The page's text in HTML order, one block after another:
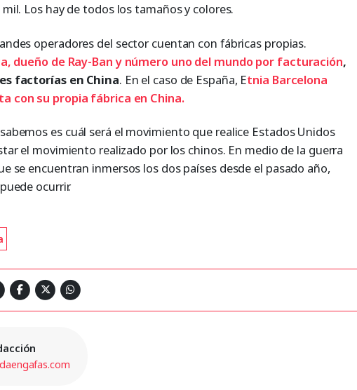
Los hay de todos los tamaños y colores.
operadores del sector cuentan con fábricas propias.
dueño de Ray-Ban y número uno del mundo por facturación,
factorías en China. En el caso de España, Etnia Barcelona
con su propia fábrica en China.
es cuál será el movimiento que realice Estados Unidos
el movimiento realizado por los chinos. En medio de la guerra
se encuentran inmersos los dos países desde el pasado año,
ocurrir.